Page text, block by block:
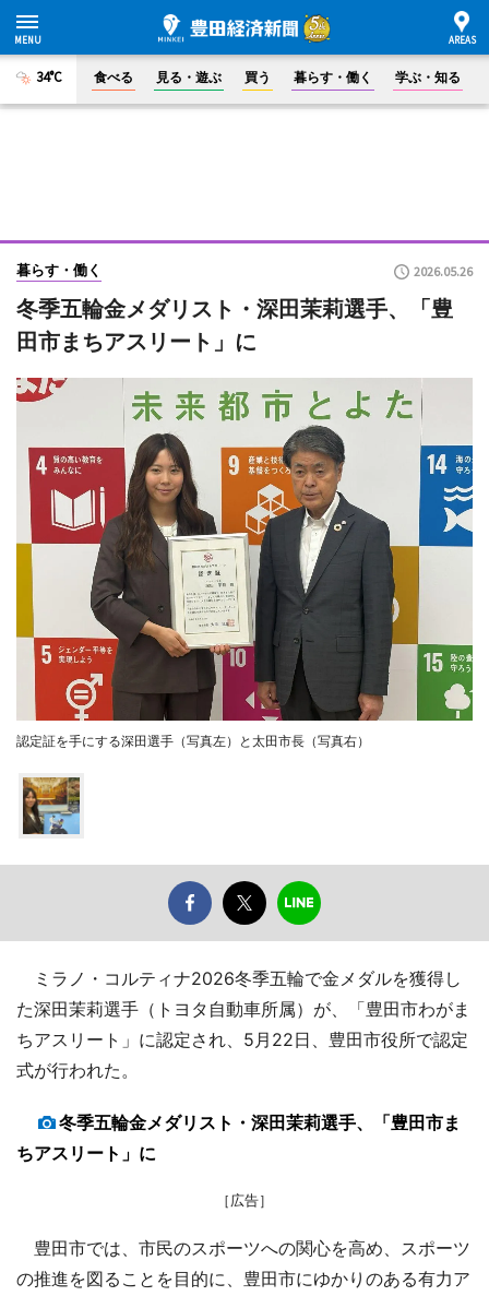
34°C 食べる 見る・遊ぶ 買う 暮らす・働く 学ぶ・知る
暮らす・働く 2026.05.26
冬季五輪金メダリスト・深田茉莉選手、「豊
田市まちアスリート」に
認定証を手にする深田選手（写真左）と太田市長（写真右）
ミラノ・コルティナ2026冬季五輪で金メダルを獲得し
た深田茉莉選手（トヨタ自動車所属）が、「豊田市わがま
ちアスリート」に認定され、5月22日、豊田市役所で認定
式が行われた。
冬季五輪金メダリスト・深田茉莉選手、「豊田市ま
ちアスリート」に
［広告］
豊田市では、市民のスポーツへの関心を高め、スポーツ
の推進を図ることを目的に、豊田市にゆかりのある有力ア